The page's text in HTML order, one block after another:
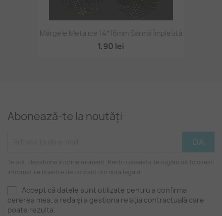
Mărgele Metalice 14*16mm Sârmă Împletită
1,90 lei
Abonează-te la noutăți
Te poți dezabona în orice moment. Pentru aceasta te rugăm să folosești
informațiile noastre de contact din nota legală.
Accept că datele sunt utilizate pentru a confirma
cererea mea, a reda și a gestiona relația contractuală care
poate rezulta.